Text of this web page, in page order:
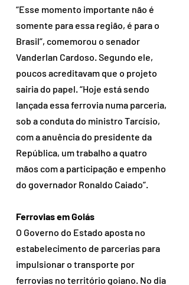
“Esse momento importante não é
somente para essa região, é para o
Brasil”, comemorou o senador
Vanderlan Cardoso. Segundo ele,
poucos acreditavam que o projeto
sairia do papel. “Hoje está sendo
lançada essa ferrovia numa parceria,
sob a conduta do ministro Tarcísio,
com a anuência do presidente da
República, um trabalho a quatro
mãos com a participação e empenho
do governador Ronaldo Caiado”.
Ferrovias em Goiás
O Governo do Estado aposta no
estabelecimento de parcerias para
impulsionar o transporte por
ferrovias no território goiano. No dia